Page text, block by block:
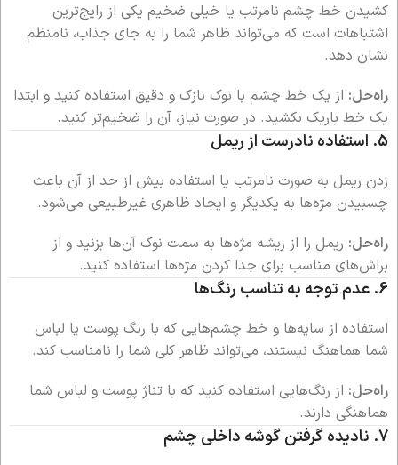
کشیدن خط چشم نامرتب یا خیلی ضخیم یکی از رایج‌ترین
اشتباهات است که می‌تواند ظاهر شما را به جای جذاب، نامنظم
نشان دهد.
راه‌حل: از یک خط چشم با نوک نازک و دقیق استفاده کنید و ابتدا
یک خط باریک بکشید. در صورت نیاز، آن را ضخیم‌تر کنید.
5. استفاده نادرست از ریمل
زدن ریمل به صورت نامرتب یا استفاده بیش از حد از آن باعث
چسبیدن مژه‌ها به یکدیگر و ایجاد ظاهری غیرطبیعی می‌شود.
راه‌حل: ریمل را از ریشه مژه‌ها به سمت نوک آن‌ها بزنید و از
براش‌های مناسب برای جدا کردن مژه‌ها استفاده کنید.
6. عدم توجه به تناسب رنگ‌ها
استفاده از سایه‌ها و خط چشم‌هایی که با رنگ پوست یا لباس
شما هماهنگ نیستند، می‌تواند ظاهر کلی شما را نامناسب کند.
راه‌حل: از رنگ‌هایی استفاده کنید که با تناژ پوست و لباس شما
هماهنگی دارند.
7. نادیده گرفتن گوشه داخلی چشم